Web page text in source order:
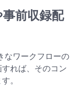
前収録配
なワークフローの
れば、そのコン
。